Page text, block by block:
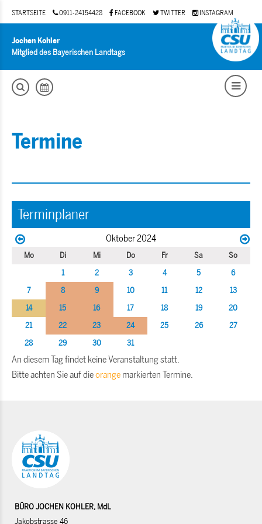
STARTSEITE 0911-24154428 FACEBOOK TWITTER INSTAGRAM
Jochen Kohler
Mitglied des Bayerischen Landtags
Termine
Terminplaner
Oktober 2024
Mo Di Mi Do Fr Sa
So
1
2 3 4 5
6
7
8 9 10 11 12
13
14
15 16 17 18 19
20
21
22 23 24 25 26
27
28
29 30 31
An diesem Tag findet keine Veranstaltung statt.
Bitte achten Sie auf dieorange markierten Termine.
BÜRO JOCHEN KOHLER, MdL
Jakobstrasse 46